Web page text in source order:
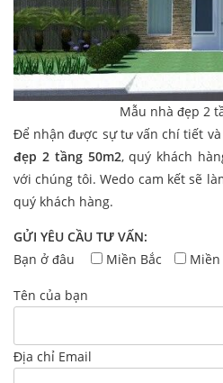
Mẫu nhà đẹp 2
Để nhận được sự tư vấn chí tiết
đẹp 2 tầng 50m2, quý khách
với chúng tôi. Wedo cam kết sẽ
quý khách hàng.
GỬI YÊU CẦU TƯ VẤN:
Bạn ở đâu
Miền Bắc Miền
Tên của bạn
Địa chỉ Email